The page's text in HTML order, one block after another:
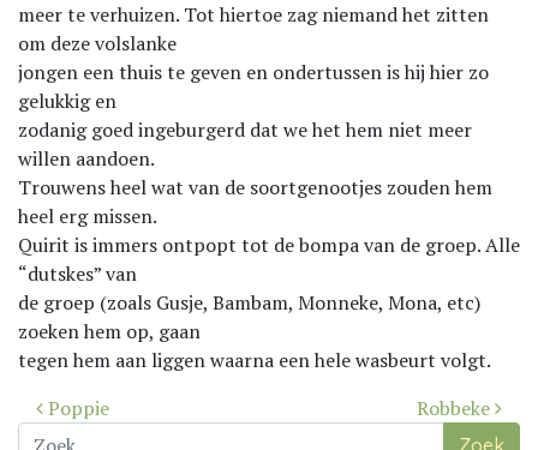
meer te verhuizen. Tot hiertoe zag niemand het zitten
om deze volslanke
jongen een thuis te geven en ondertussen is hij hier zo
gelukkig en
zodanig goed ingeburgerd dat we het hem niet meer
willen aandoen.
Trouwens heel wat van de soortgenootjes zouden hem
heel erg missen.
Quirit is immers ontpopt tot de bompa van de groep. Alle
“dutskes” van
de groep (zoals Gusje, Bambam, Monneke, Mona, etc)
zoeken hem op, gaan
tegen hem aan liggen waarna een hele wasbeurt volgt.
Bericht
navigatie
Poppie
Robbeke
Zoek